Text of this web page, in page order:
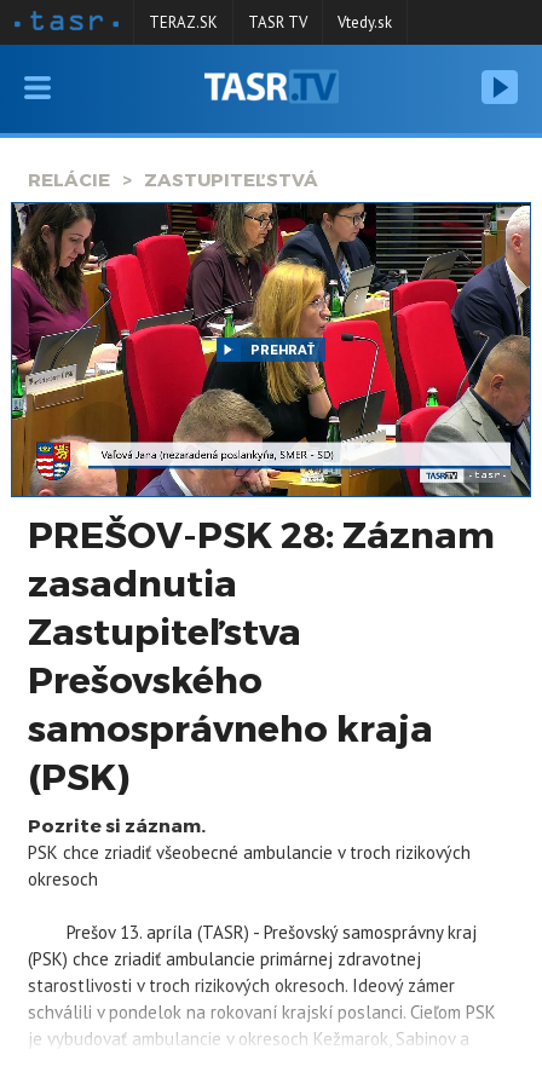
VYSIELANIE
SPRAVODAJSTVO
KONTAKT
ARCHÍV
TERAZ.SK TASR TV Vtedy.sk
RELÁCIE ZASTUPITEĽSTVÁ
PREHRAŤ
PREŠOV-PSK 28: Záznam
zasadnutia
Zastupiteľstva
Prešovského
samosprávneho kraja
(PSK)
Pozrite si záznam.
PSK chce zriadiť všeobecné ambulancie v troch rizikových
okresoch
Prešov 13. apríla (TASR) - Prešovský samosprávny kraj
(PSK) chce zriadiť ambulancie primárnej zdravotnej
starostlivosti v troch rizikových okresoch. Ideový zámer
schválili v pondelok na rokovaní krajskí poslanci. Cieľom PSK
je vybudovať ambulancie v okresoch Kežmarok, Sabinov a